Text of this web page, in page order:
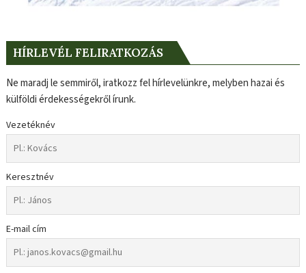
HÍRLEVÉL FELIRATKOZÁS
Ne maradj le semmiről, iratkozz fel hírlevelünkre, melyben hazai és
külföldi érdekességekről írunk.
Vezetéknév
Keresztnév
E-mail cím